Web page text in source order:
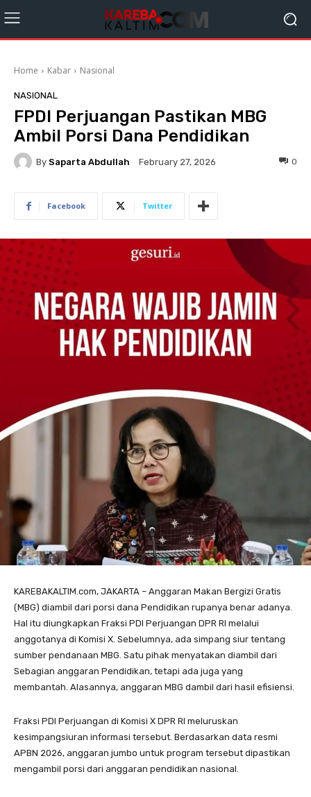
Home Kabar Nasional
NASIONAL
FPDI Perjuangan Pastikan MBG
Ambil Porsi Dana Pendidikan
By Saparta Abdullah February 27, 2026 0
Facebook Twitter
KAREBAKALTIM.com, JAKARTA – Anggaran Makan Bergizi Gratis
(MBG) diambil dari porsi dana Pendidikan rupanya benar adanya.
Hal itu diungkapkan Fraksi PDI Perjuangan DPR RI melalui
anggotanya di Komisi X. Sebelumnya, ada simpang siur tentang
sumber pendanaan MBG. Satu pihak menyatakan diambil dari
Sebagian anggaran Pendidikan, tetapi ada juga yang
membantah. Alasannya, anggaran MBG dambil dari hasil efisiensi.
Fraksi PDI Perjuangan di Komisi X DPR RI meluruskan
kesimpangsiuran informasi tersebut. Berdasarkan data resmi
APBN 2026, anggaran jumbo untuk program tersebut dipastikan
mengambil porsi dari anggaran pendidikan nasional.